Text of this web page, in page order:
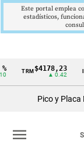
Cintillo
Colombia
TRM$4178,23
▲ 0.42
Pico y Placa
menu
Este portal emplea
estadísticos,